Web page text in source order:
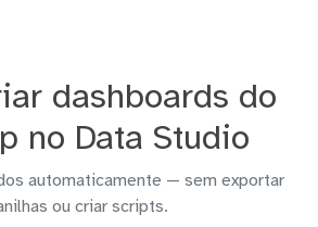
dashboards do
no Data Studio
automaticamente — sem exportar
ou criar scripts.